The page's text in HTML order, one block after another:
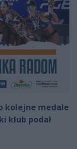
kolejne medale
klub podał